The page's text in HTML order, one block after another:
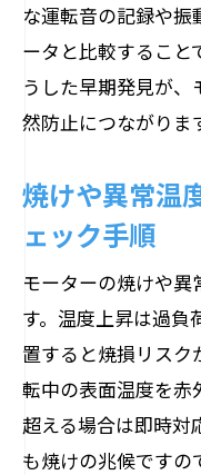
な運転音の記録や
ータと比較すること
うした早期発見が
然防止につながりま
焼けや異常温
ェック手順
モーターの焼けや
す。温度上昇は過負
置すると焼損リスク
転中の表面温度を赤
超える場合は即時対
も焼けの兆候ですの